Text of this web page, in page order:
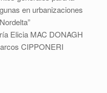
en urbanizaciones
Elicia MAC DONAGH
CIPPONERI